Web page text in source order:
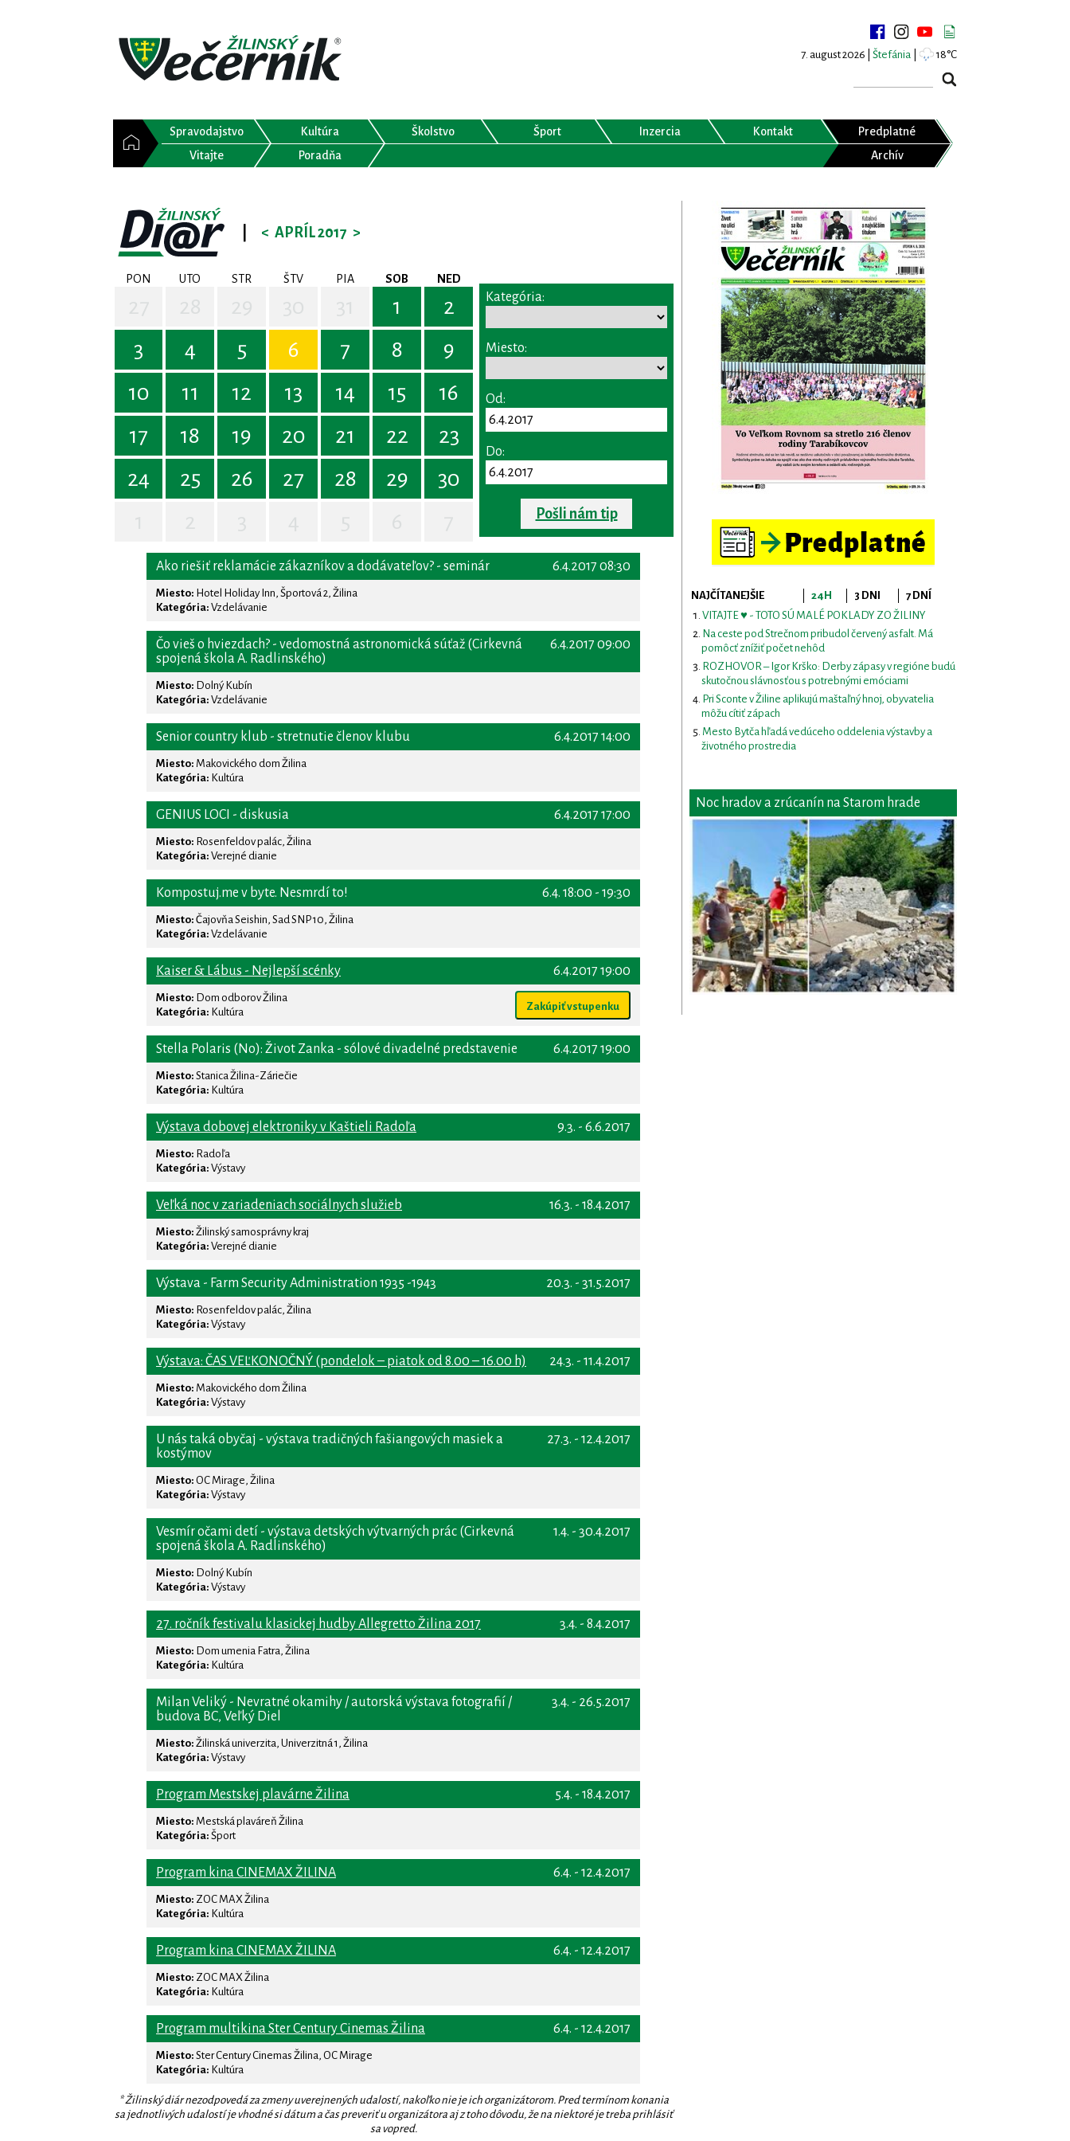
7. august 2026 | Štefánia 18°C
Spravodajstvo Kultúra Školstvo Šport Inzercia Kontakt
Predplatné
Vitajte
Poradňa Archív
< APRÍL 2017 >
PON UTO STR ŠTV PIA SOB NED
1
2
3
4 5 6 7 8
9
10
11 12 13 14 15
16
17
18 19 20 21 22
23
24
25 26 27 28 29
30
Kategória:
Miesto:
Od:
Do:
Pošli nám tip
6.4.2017 08:30
Ako riešiť reklamácie zákazníkov a dodávateľov? - seminár
Miesto: Hotel Holiday Inn, Športová 2, Žilina
Kategória: Vzdelávanie
6.4.2017 09:00
Čo vieš o hviezdach? - vedomostná astronomická súťaž (Cirkevná
spojená škola A. Radlinského)
Miesto: Dolný Kubín
Kategória: Vzdelávanie
6.4.2017 14:00
Senior country klub - stretnutie členov klubu
Miesto: Makovického dom Žilina
Kategória: Kultúra
6.4.2017 17:00
GENIUS LOCI - diskusia
Miesto: Rosenfeldov palác, Žilina
Kategória: Verejné dianie
6.4. 18:00 - 19:30
Kompostuj.me v byte. Nesmrdí to!
Miesto: Čajovňa Seishin, Sad SNP 10, Žilina
Kategória: Vzdelávanie
6.4.2017 19:00
Kaiser & Lábus - Nejlepší scénky
Zakúpiť vstupenku
Miesto: Dom odborov Žilina
Kategória: Kultúra
6.4.2017 19:00
Stella Polaris (No): Život Zanka - sólové divadelné predstavenie
Miesto: Stanica Žilina-Záriečie
Kategória: Kultúra
9.3. - 6.6.2017
Výstava dobovej elektroniky v Kaštieli Radoľa
Miesto: Radoľa
Kategória: Výstavy
16.3. - 18.4.2017
Veľká noc v zariadeniach sociálnych služieb
Miesto: Žilinský samosprávny kraj
Kategória: Verejné dianie
20.3. - 31.5.2017
Výstava - Farm Security Administration 1935 -1943
Miesto: Rosenfeldov palác, Žilina
Kategória: Výstavy
24.3. - 11.4.2017
Výstava: ČAS VEĽKONOČNÝ (pondelok – piatok od 8.00 – 16.00 h)
Miesto: Makovického dom Žilina
Kategória: Výstavy
27.3. - 12.4.2017
U nás taká obyčaj - výstava tradičných fašiangových masiek a
kostýmov
Miesto: OC Mirage, Žilina
Kategória: Výstavy
1.4. - 30.4.2017
Vesmír očami detí - výstava detských výtvarných prác (Cirkevná
spojená škola A. Radlinského)
Miesto: Dolný Kubín
Kategória: Výstavy
3.4. - 8.4.2017
27. ročník festivalu klasickej hudby Allegretto Žilina 2017
Miesto: Dom umenia Fatra, Žilina
Kategória: Kultúra
3.4. - 26.5.2017
Milan Veliký - Nevratné okamihy / autorská výstava fotografií /
budova BC, Veľký Diel
Miesto: Žilinská univerzita, Univerzitná 1, Žilina
Kategória: Výstavy
5.4. - 18.4.2017
Program Mestskej plavárne Žilina
Miesto: Mestská plaváreň Žilina
Kategória: Šport
6.4. - 12.4.2017
Program kina CINEMAX ŽILINA
Miesto: ZOC MAX Žilina
Kategória: Kultúra
6.4. - 12.4.2017
Program kina CINEMAX ŽILINA
Miesto: ZOC MAX Žilina
Kategória: Kultúra
6.4. - 12.4.2017
Program multikina Ster Century Cinemas Žilina
Miesto: Ster Century Cinemas Žilina, OC Mirage
Kategória: Kultúra
* Žilinský diár nezodpovedá za zmeny uverejnených udalostí, nakoľko nie je ich organizátorom. Pred termínom konania
sa jednotlivých udalostí je vhodné si dátum a čas preveriť u organizátora aj z toho dôvodu, že na niektoré je treba prihlásiť
sa vopred.
NAJČÍTANEJŠIE 24H 3 DNI
7 DNÍ
VITAJTE ♥ - TOTO SÚ MALÉ POKLADY ZO ŽILINY
Na ceste pod Strečnom pribudol červený asfalt. Má
pomôcť znížiť počet nehôd
ROZHOVOR – Igor Krško: Derby zápasy v regióne budú
skutočnou slávnosťou s potrebnými emóciami
Pri Sconte v Žiline aplikujú maštaľný hnoj, obyvatelia
môžu cítiť zápach
Mesto Bytča hľadá vedúceho oddelenia výstavby a
životného prostredia
Noc hradov a zrúcanín na Starom hrade